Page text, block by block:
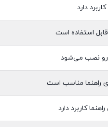
دارد
استفاده است
نصب می‌شود
راهنما مناسب است
کاربرد دارد